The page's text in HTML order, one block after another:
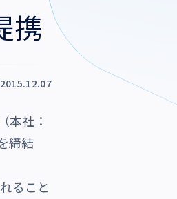
携
2015.12.07
本社：
締結
ること